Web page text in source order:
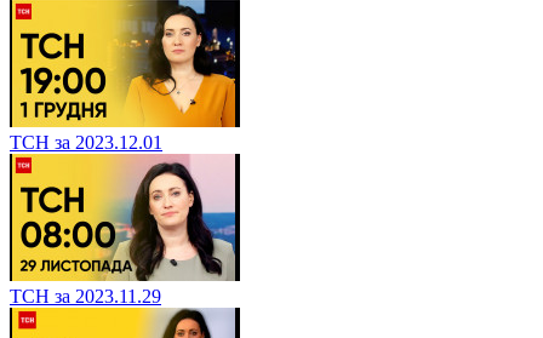
ТСН за 2023.12.01
ТСН за 2023.11.29